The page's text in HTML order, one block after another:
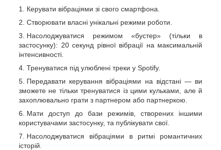
Керувати вібраціями зі свого смартфона.
Створювати власні унікальні режими роботи.
Насолоджуватися режимом «бустер» (тільки в
застосунку): 20 секунд рівної вібрації на максимальній
інтенсивності.
Тренуватися під улюблені треки у Spotify.
Передавати керування вібраціями на відстані — ви
зможете не тільки тренуватися із цими кульками, але й
захоплювально грати з партнером або партнеркою.
Мати доступ до бази режимів, створених іншими
користувачами застосунку, та публікувати свої.
Насолоджуватися вібраціями в ритмі романтичних
історій.